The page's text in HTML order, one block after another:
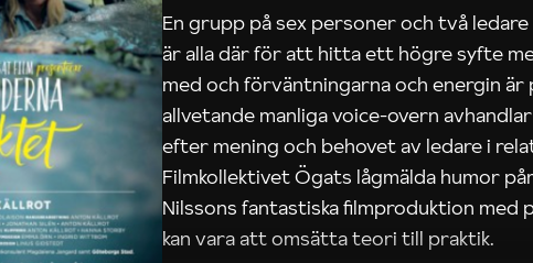
En grupp på sex personer och två
är alla där för att hitta ett högre syfte
med och förväntningarna och energin
allvetande manliga voice-overn
efter mening och behovet av ledare i
Filmkollektivet Ögats lågmälda humor
Nilssons fantastiska filmproduktion
kan vara att omsätta teori till praktik.